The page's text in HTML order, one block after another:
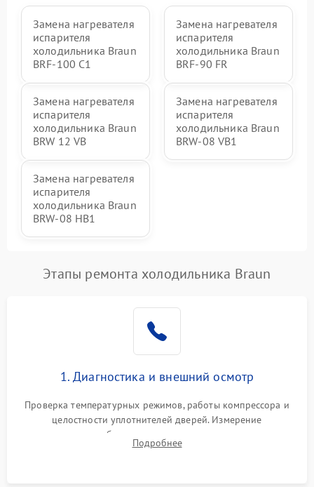
Замена нагревателя
испарителя
холодильника Braun
BRF-100 C1
Замена нагревателя
испарителя
холодильника Braun
BRF-90 FR
Замена нагревателя
испарителя
холодильника Braun
BRW 12 VB
Замена нагревателя
испарителя
холодильника Braun
BRW-08 VB1
Замена нагревателя
испарителя
холодильника Braun
BRW-08 HB1
Этапы ремонта холодильника Braun
1. Диагностика и внешний осмотр
Проверка температурных режимов, работы компрессора и
целостности уплотнителей дверей. Измерение
сопротивления обмоток мотора, проверка термостата и
считывание кодов ошибок с электронного дисплея.
Подробнее